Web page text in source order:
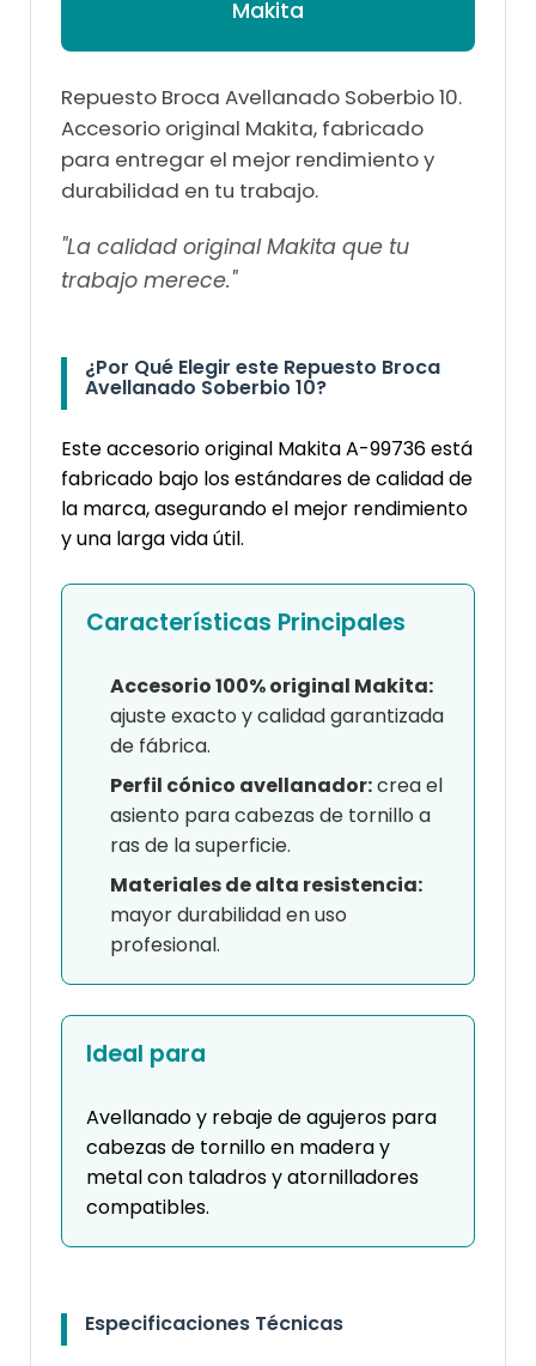
Makita
Repuesto Broca Avellanado Soberbio 10.
Accesorio original Makita, fabricado
para entregar el mejor rendimiento y
durabilidad en tu trabajo.
"La calidad original Makita que tu
trabajo merece."
¿Por Qué Elegir este Repuesto Broca
Avellanado Soberbio 10?
Este accesorio original Makita A-99736 está
fabricado bajo los estándares de calidad de
la marca, asegurando el mejor rendimiento
y una larga vida útil.
Características Principales
Accesorio 100% original Makita:
ajuste exacto y calidad garantizada
de fábrica.
Perfil cónico avellanador:crea el
asiento para cabezas de tornillo a
ras de la superficie.
Materiales de alta resistencia:
mayor durabilidad en uso
profesional.
Ideal para
Avellanado y rebaje de agujeros para
cabezas de tornillo en madera y
metal con taladros y atornilladores
compatibles.
Especificaciones Técnicas